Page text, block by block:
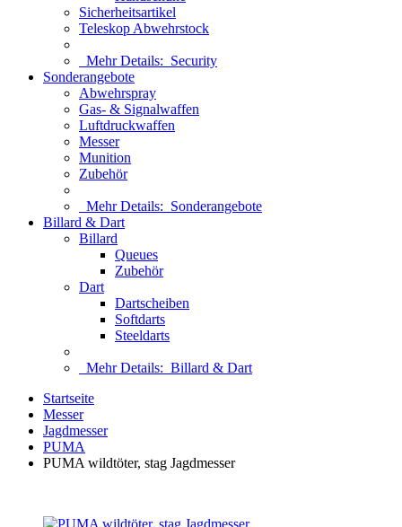
Sicherheitsartikel
Teleskop Abwehrstock
Mehr Details: Security
Sonderangebote
Abwehrspray
Gas- & Signalwaffen
Luftdruckwaffen
Messer
Munition
Zubehör
Mehr Details: Sonderangebote
Billard & Dart
Billard
Queues
Zubehör
Dart
Dartscheiben
Softdarts
Steeldarts
Mehr Details: Billard & Dart
Startseite
Messer
Jagdmesser
PUMA
PUMA wildtöter, stag Jagdmesser